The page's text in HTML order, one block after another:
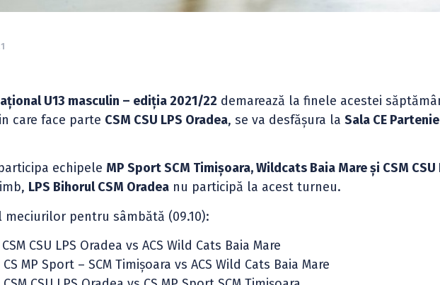
U13 masculin – ediția 2021/22 demarează la finele acestei
care face parte CSM CSU LPS Oradea, se va desfășura laSala CE
echipele MP Sport SCM Timișoara, Wildcats Baia Mare și CSM CSU
LPS Bihorul CSM Oradea nu participă la acest turneu.
meciurilor pentru sâmbătă (09.10):
CSU LPS Oradea vs ACS Wild Cats Baia Mare
MP Sport – SCM Timișoara vs ACS Wild Cats Baia Mare